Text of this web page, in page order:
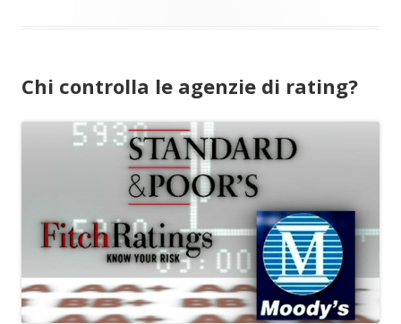
Chi controlla le agenzie di rating?